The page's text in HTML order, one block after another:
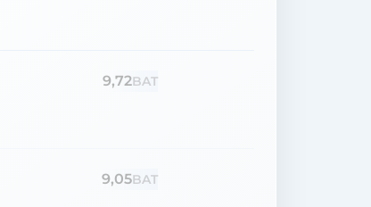
9,72BAT
9,05BAT